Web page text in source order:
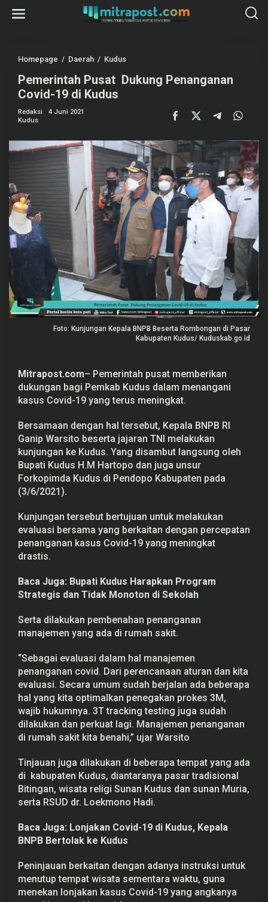
Homepage / Daerah / Kudus
m
e
h
P
s
a
t
D
u
k
u
n
g
P
n
g
a
n
a
i
d
-
1
i
K
u
d
u
Pemerintah Pusat Dukung Penanganan
Covid-19 di Kudus
Redaksi
4 Juni 2021
Kudus
Foto: Kunjungan Kepala BNPB Beserta Rombongan di Pasar
Kabupaten Kudus/ Kuduskab.go.id
Mitrapost.com– Pemerintah pusat memberikan
dukungan bagi Pemkab Kudus dalam menangani
kasus Covid-19 yang terus meningkat.
Bersamaan dengan hal tersebut, Kepala BNPB RI
Ganip Warsito beserta jajaran TNI melakukan
kunjungan ke Kudus. Yang disambut langsung oleh
Bupati Kudus H.M Hartopo dan juga unsur
Forkopimda Kudus di Pendopo Kabupaten pada
(3/6/2021).
Kunjungan tersebut bertujuan untuk melakukan
evaluasi bersama yang berkaitan dengan percepatan
penanganan kasus Covid-19 yang meningkat
drastis.
Baca Juga: Bupati Kudus Harapkan Program
Strategis dan Tidak Monoton di Sekolah
Serta dilakukan pembenahan penanganan
manajemen yang ada di rumah sakit.
“Sebagai evaluasi dalam hal manajemen
penanganan covid. Dari perencanaan aturan dan kita
evaluasi. Secara umum sudah berjalan ada beberapa
hal yang kita optimalkan penegakan prokes 3M,
wajib hukumnya. 3T tracking testing juga sudah
dilakukan dan perkuat lagi. Manajemen penanganan
di rumah sakit kita benahi,” ujar Warsito
Tinjauan juga dilakukan di beberapa tempat yang ada
di kabupaten Kudus, diantaranya pasar tradisional
Bitingan, wisata religi Sunan Kudus dan sunan Muria,
serta RSUD dr. Loekmono Hadi.
Baca Juga: Lonjakan Covid-19 di Kudus, Kepala
BNPB Bertolak ke Kudus
Peninjauan berkaitan dengan adanya instruksi untuk
menutup tempat wisata sementara waktu, guna
menekan lonjakan kasus Covid-19 yang angkanya